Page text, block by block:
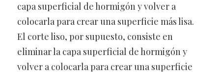
capa superficial de hormigón y volver a
colocarla para crear una superficie más lisa.
El corte liso, por supuesto, consiste en
eliminar la capa superficial de hormigón y
volver a colocarla para crear una superficie